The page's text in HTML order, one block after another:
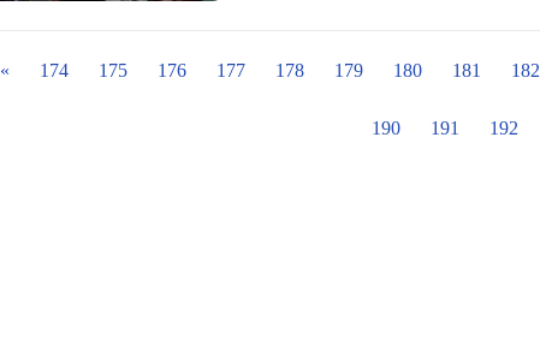
素養落實於生活中。
« 174 175 176 177 178 179 180 181 182
190 191 192